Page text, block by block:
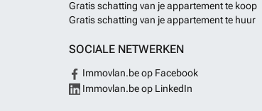
Gratis schatting van je appartement te koop
Gratis schatting van je appartement te huur
SOCIALE NETWERKEN
Immovlan.be op Facebook
Immovlan.be op LinkedIn